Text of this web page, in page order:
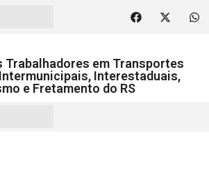
Trabalhadores em Transportes
Interestaduais,
e Fretamento do RS